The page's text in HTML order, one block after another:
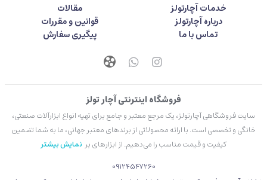
خدمات آچارتولز
مقالات
درباره آچارتولز
قوانین و مقررات
تماس با ما
پیگیری سفارش
فروشگاه اینترنتی آچار تولز
سایت فروشگاهی آچارتولز، یک مرجع معتبر و جامع برای تهیه انواع ابزارآلات صنعتی،
خانگی و تخصصی است. با ارائه محصولاتی از برندهای معتبر جهانی، ما به شما تضمین
کیفیت و قیمت مناسب را می‌دهیم. از ابزارهای بر نمایش بیشتر
09124547260